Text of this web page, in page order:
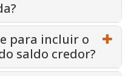
para incluir o
saldo credor?